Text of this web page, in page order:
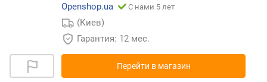
Openshop.ua
С нами 5 лет
(Киев)
Гарантия: 12 мес.
Перейти в магазин